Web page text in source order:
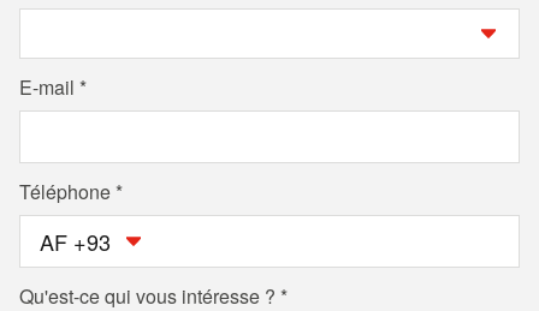
E-mail
Téléphone
AF +93
Qu'est-ce qui vous intéresse ?